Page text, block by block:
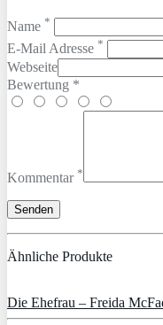
Name *
E-Mail Adresse *
Webseite
Bewertung *
Kommentar *
Ähnliche Produkte
Die Ehefrau – Freida